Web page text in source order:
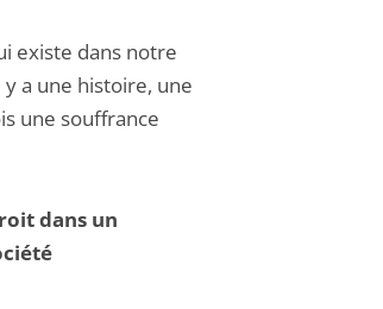
existe dans notre
a une histoire, une
une souffrance
dans un